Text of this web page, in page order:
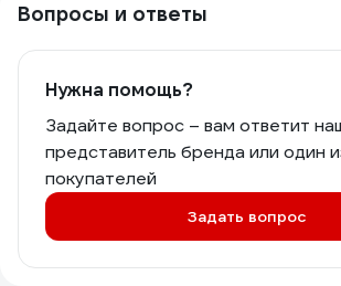
Вопросы и ответы
Нужна помощь?
Задайте вопрос – вам ответит
представитель бренда или один
покупателей
Задать вопрос